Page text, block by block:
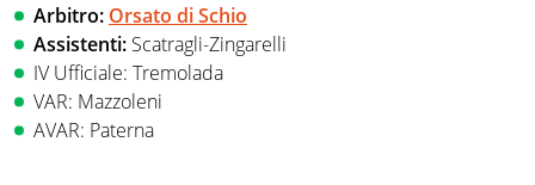
Arbitro: Orsato di Schio
Assistenti: Scatragli-Zingarelli
IV Ufficiale: Tremolada
VAR: Mazzoleni
AVAR: Paterna